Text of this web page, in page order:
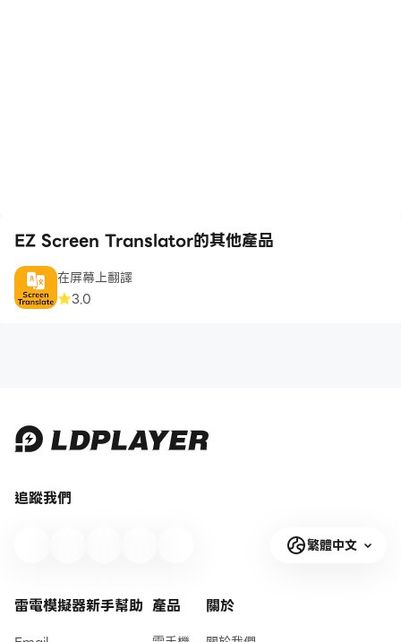
EZ Screen Translator的其他產品
在屏幕上翻譯
3.0
追蹤我們
繁體中文
雷電模擬器新手幫助 產品 關於